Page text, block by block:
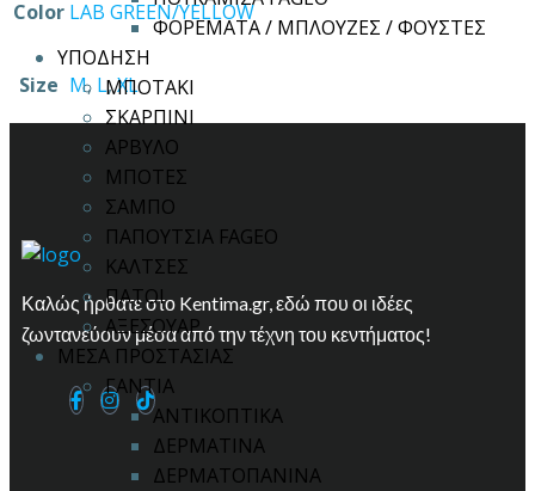
ΦΟΡΕΜΑΤΑ / ΜΠΛΟΥΖΕΣ / ΦΟΥΣΤΕΣ
ΥΠΟΔΗΣΗ
ΜΠΟΤΑΚΙ
ΣΚΑΡΠΙΝΙ
ΑΡΒΥΛΟ
ΜΠΟΤΕΣ
ΣΑΜΠΟ
ΠΑΠΟΥΤΣΙΑ FAGEO
ΚΑΛΤΣΕΣ
ΠΑΤΟΙ
ΑΞΕΣΟΥΑΡ
ΜΕΣΑ ΠΡΟΣΤΑΣΙΑΣ
ΓΑΝΤΙΑ
ΑΝΤΙΚΟΠΤΙΚΑ
ΔΕΡΜΑΤΙΝΑ
ΔΕΡΜΑΤΟΠΑΝΙΝΑ
Color LAB GREEN/YELLOW
Size M, L,XL
Καλώς ήρθατε στο Kentima.gr, εδώ που οι ιδέες
ζωντανεύουν μέσα από την τέχνη του κεντήματος!